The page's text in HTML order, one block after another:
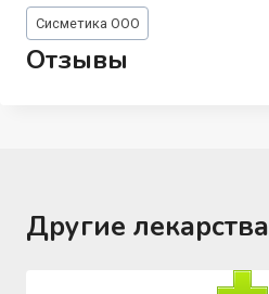
Метки
записи:
Сисметика ООО
Отзывы
Другие лекарства